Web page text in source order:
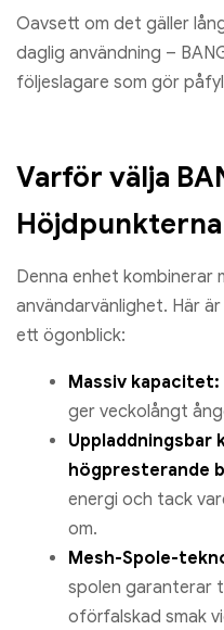
Oavsett om det gäller
daglig användning –
följeslagare som gör
Varför välja
Höjdpunkterna
Denna enhet kombinerar
användarvänlighet. Här
ett ögonblick:
Massiv kapacitet:
ger veckolångt
Uppladdningsbar
högpresterande
energi och tack
om.
Mesh-Spole-
spolen garanterar
oförfalskad smak